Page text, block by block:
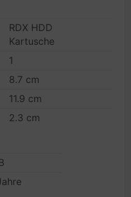
RDX HDD
Kartusche
1
8.7 cm
11.9 cm
2.3 cm